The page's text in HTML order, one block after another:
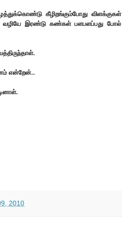
கீழிறங்கும்போது விளக்குகள்
வழியே இரண்டு கண்கள் பளபளப்பது போல்
என்றேன்..
2010